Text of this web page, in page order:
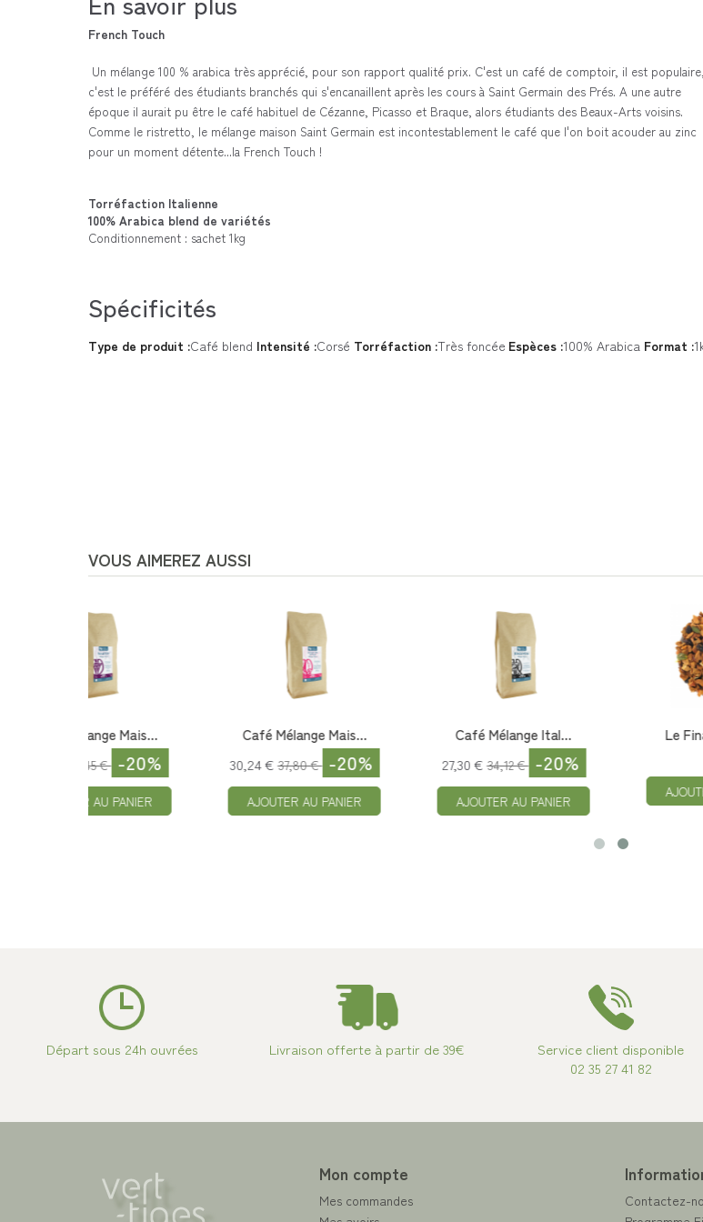
French Touch
Un mélange 100 % arabica très apprécié, pour son rapport qualité prix. C'est un café de comptoir, il est populaire,
c'est le préféré des étudiants branchés qui s'encanaillent après les cours à Saint Germain des Prés. A une autre
époque il aurait pu être le café habituel de Cézanne, Picasso et Braque, alors étudiants des Beaux-Arts voisins.
Comme le ristretto, le mélange maison Saint Germain est incontestablement le café que l'on boit acouder au zinc
pour un moment détente...la French Touch !
Torréfaction Italienne
100% Arabica blend de variétés
Conditionnement : sachet 1kg
Spécificités
Type de produit :Café blend Intensité :Corsé Torréfaction :Très foncée Espèces :100% Arabica Format :
VOUS AIMEREZ AUSSI
Café Mélange Ital...
27,30 €34,12 € -20%
AJOUTER AU PANIER
Le Financier de C...
8,45 €
AJOUTER AU PANIER
Café Mélange Mais...
25,16 €31,45 €
AJOUTER AU PANIER
Départ sous 24h ouvrées Livraison offerte à partir de 39€
Service client disponible
02 35 27 41 82
Mon compte
Mes commandes
Contactez-